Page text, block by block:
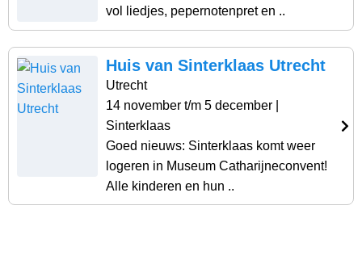
vol liedjes, pepernotenpret en ..
Huis van Sinterklaas Utrecht
Utrecht
14 november t/m 5 december
Sinterklaas
Goed nieuws: Sinterklaas komt weer
logeren in Museum Catharijneconvent!
Alle kinderen en hun ..